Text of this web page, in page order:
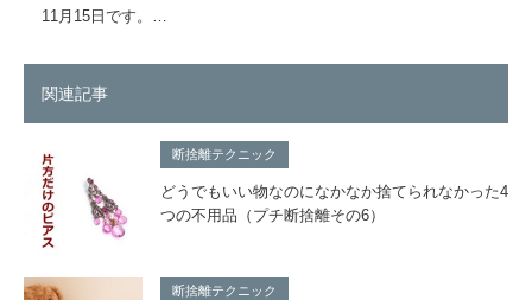
11月15日です。…
関連記事
断捨離テクニック
どうでもいい物なのになかなか捨てられなかった4
つの不用品（プチ断捨離その6）
断捨離テクニック